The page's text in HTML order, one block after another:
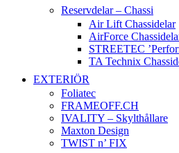
Reservdelar – Chassi
Air Lift Chassidelar
AirForce
STREETEC
TA Technix
EXTERIÖR
Foliatec
FRAMEOFF.CH
IVALITY – Skylthållare
Maxton Design
TWIST n’ FIX